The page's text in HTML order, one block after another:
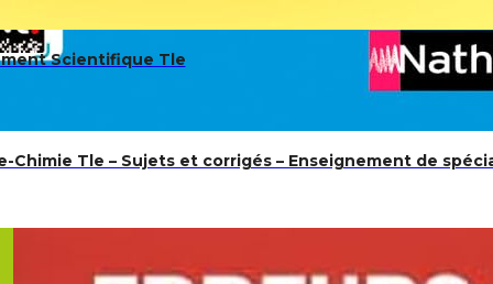
Chimie Tle – Sujets et corrigés – Enseignement de
Scientifique Tle